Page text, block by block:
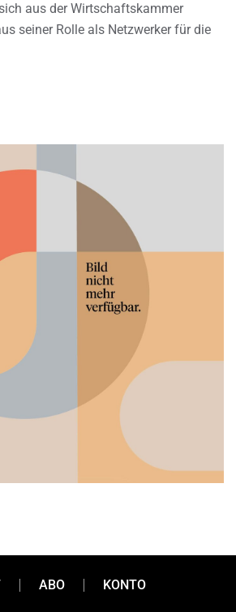
aus der Wirtschaftskammer
seiner Rolle als Netzwerker für die
viele falsch
ABO KONTO